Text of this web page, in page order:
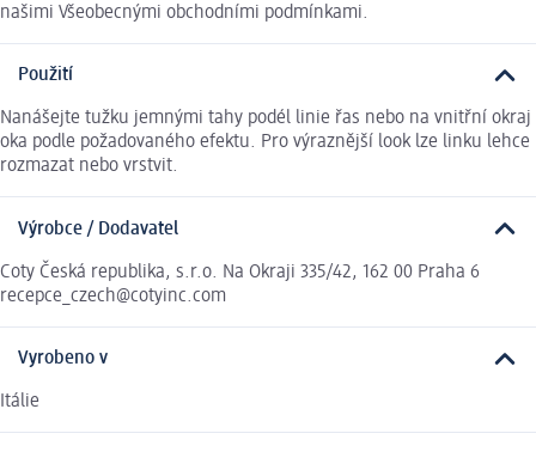
našimi Všeobecnými obchodními podmínkami.
Použití
Nanášejte tužku jemnými tahy podél linie řas nebo na vnitřní okraj
oka podle požadovaného efektu. Pro výraznější look lze linku lehce
rozmazat nebo vrstvit.
Výrobce / Dodavatel
Coty Česká republika, s.r.o. Na Okraji 335/42, 162 00 Praha 6
recepce_czech@cotyinc.com
Vyrobeno v
Itálie